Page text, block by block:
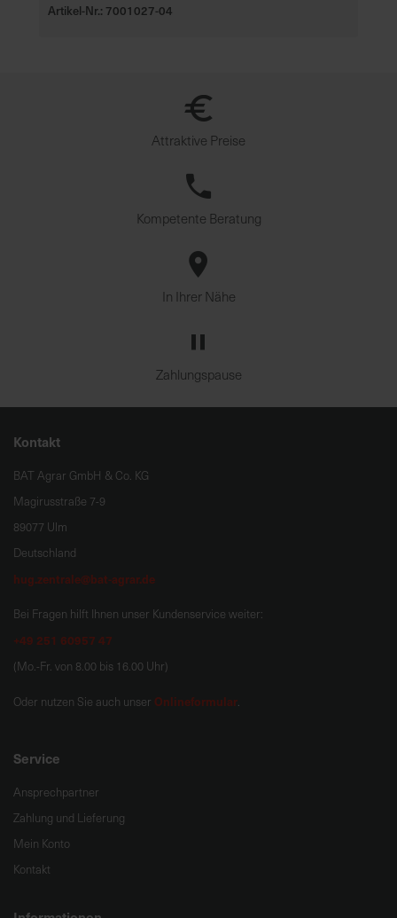
Artikel-Nr.: 7001027-04
Attraktive Preise
Kompetente Beratung
In Ihrer Nähe
Zahlungspause
Kontakt
BAT Agrar GmbH & Co. KG
Magirusstraße 7-9
89077 Ulm
Deutschland
hug.zentrale@bat-agrar.de
Bei Fragen hilft Ihnen unser Kundenservice weiter:
+49 251 60957 47
(Mo.-Fr. von 8.00 bis 16.00 Uhr)
Oder nutzen Sie auch unser Onlineformular.
Service
Ansprechpartner
Zahlung und Lieferung
Mein Konto
Kontakt